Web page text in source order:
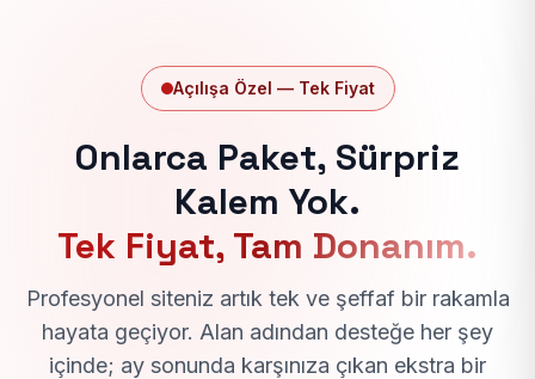
Açılışa Özel — Tek Fiyat
Onlarca Paket, Sürpriz
Kalem Yok.
Tek Fiyat, Tam Donanım.
Profesyonel siteniz artık tek ve şeffaf bir rakamla
hayata geçiyor. Alan adından desteğe her şey
içinde; ay sonunda karşınıza çıkan ekstra bir